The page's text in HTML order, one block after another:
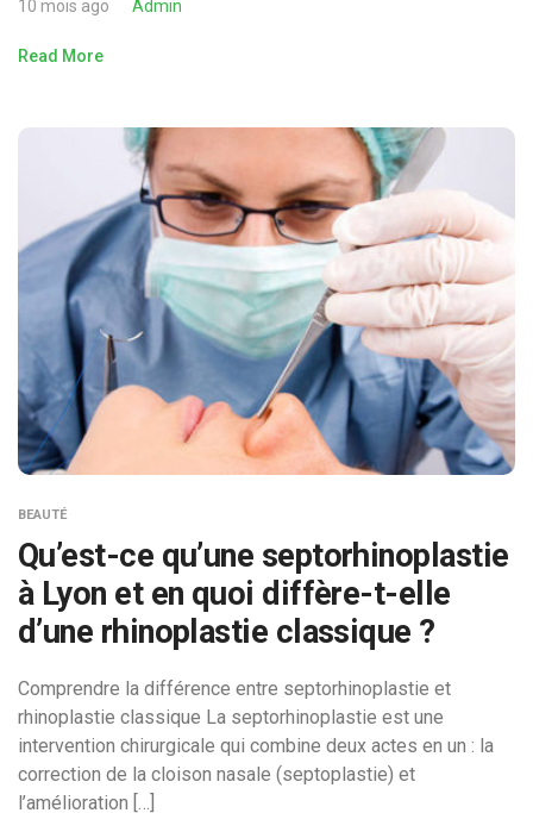
10 mois ago Admin
Read More
BEAUTÉ
Qu’est-ce qu’une septorhinoplastie
à Lyon et en quoi diffère-t-elle
d’une rhinoplastie classique ?
Comprendre la différence entre septorhinoplastie et
rhinoplastie classique La septorhinoplastie est une
intervention chirurgicale qui combine deux actes en un : la
correction de la cloison nasale (septoplastie) et
l’amélioration […]